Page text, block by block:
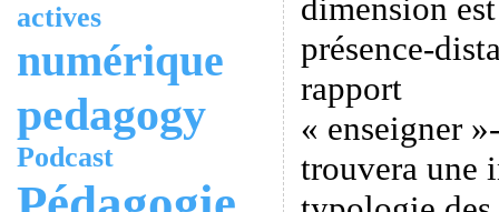
actives
numérique
pedagogy
Podcast
dimension
présence-
rapport
« enseigner
trouvera une